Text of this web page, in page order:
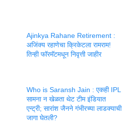
Ajinkya Rahane Retirement :
अजिंक्य रहाणेचा क्रिकेटला रामराम!
तिन्ही फॉरमॅटमधून निवृत्ती जाहीर
Who is Saransh Jain : एकही IPL
सामना न खेळता थेट टीम इंडियात
एन्ट्री; सारांश जैनने गंभीरच्या लाडक्याची
जागा घेतली?